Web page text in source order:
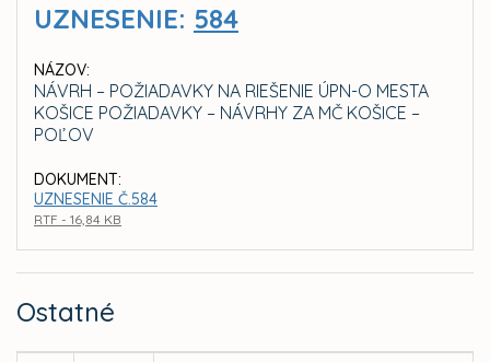
UZNESENIE: 584
NÁZOV:
NÁVRH – POŽIADAVKY NA RIEŠENIE ÚPN-O MESTA
KOŠICE POŽIADAVKY – NÁVRHY ZA MČ KOŠICE –
POĽOV
DOKUMENT:
UZNESENIE Č.584
RTF - 16,84 KB
Ostatné